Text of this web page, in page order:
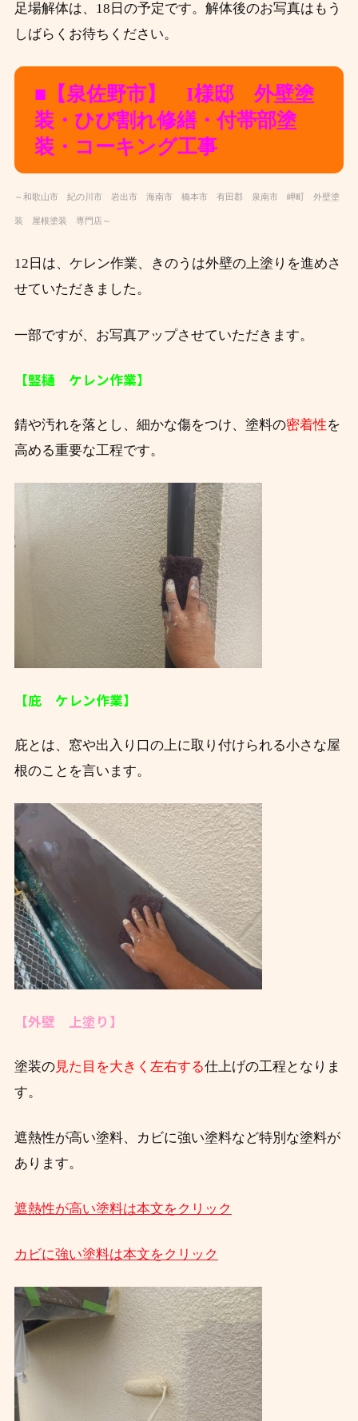
足場解体は、18日の予定です。解体後のお写真はもう
しばらくお待ちください。
■【泉佐野市】 I様邸 外壁塗
装・ひび割れ修繕・付帯部塗
装・コーキング工事
～和歌山市 紀の川市 岩出市 海南市 橋本市 有田郡 泉南市 岬町 外壁塗
装 屋根塗装 専門店～
12日は、ケレン作業、きのうは外壁の上塗りを進めさ
せていただきました。
一部ですが、お写真アップさせていただきます。
【竪樋 ケレン作業】
錆や汚れを落とし、細かな傷をつけ、塗料の密着性を
高める重要な工程です。
【庇 ケレン作業】
庇とは、窓や出入り口の上に取り付けられる小さな屋
根のことを言います。
【外壁 上塗り】
塗装の見た目を大きく左右する仕上げの工程となりま
す。
遮熱性が高い塗料、カビに強い塗料など特別な塗料が
あります。
遮熱性が高い塗料は本文をクリック
カビに強い塗料は本文をクリック